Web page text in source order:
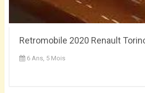
Retromobile 2020 Renault
6 Ans, 5 Mois